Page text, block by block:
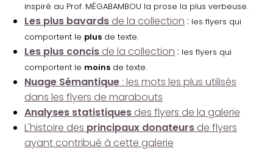
inspiré au Prof. MÉGABAMBOU la prose la plus verbeuse.
Les plus bavards de la collection : les flyers qui
comportent le plus de texte.
Les plus concis de la collection : les flyers qui
comportent le moins de texte.
Nuage Sémantique : les mots les plus utilisés
dans les flyers de marabouts
Analyses statistiques des flyers de la galerie
L'histoire des principaux donateurs de flyers
ayant contribué à cette galerie